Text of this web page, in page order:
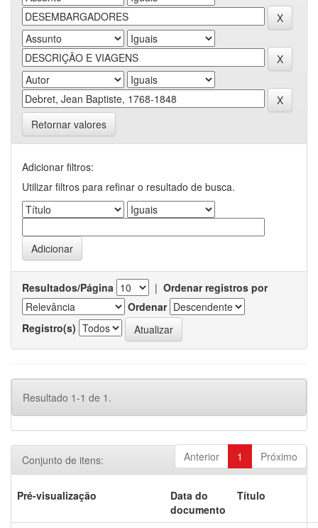
Retornar valores
Adicionar filtros:
Utilizar filtros para refinar o resultado de busca.
Resultados/Página | Ordenar registros por
Ordenar
Registro(s)
Resultado 1-1 de 1.
Anterior 1 Próximo
Conjunto de itens:
Pré-visualização
Data do
documento
Título